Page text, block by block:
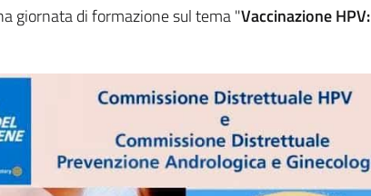
giornata di formazione sul tema "Vaccinazione HPV: